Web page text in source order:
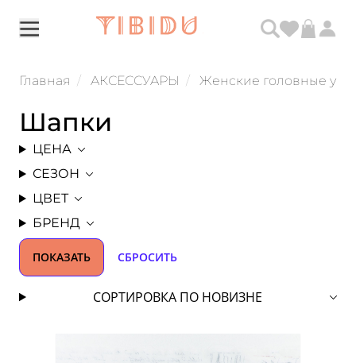
Главная АКСЕССУАРЫ Женские головные
Шапки
ЦЕНА
СЕЗОН
ЦВЕТ
БРЕНД
ПОКАЗАТЬ СБРОСИТЬ
СОРТИРОВКА ПО НОВИЗНЕ